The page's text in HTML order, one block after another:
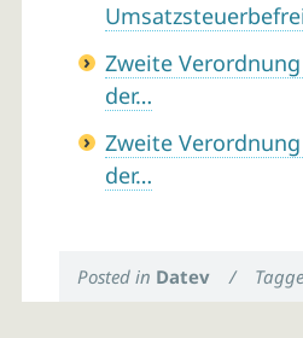
Zweite
der…
Zweite
der…
Posted in Datev /